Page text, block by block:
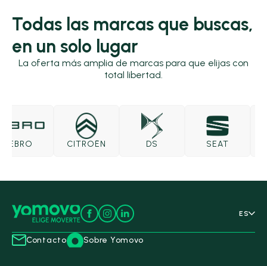
Todas las marcas que buscas,
en un solo lugar
La oferta más amplia de marcas para que elijas con
total libertad.
EBRO CITROËN DS SEAT
ES
Contacto Sobre Yomovo